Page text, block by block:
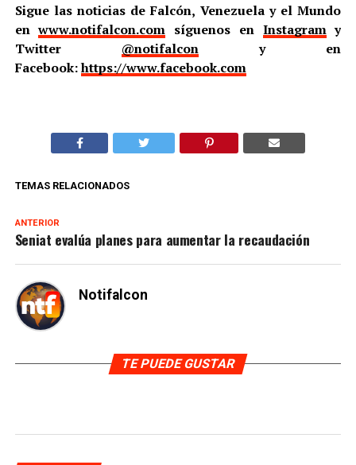
Sigue las noticias de Falcón, Venezuela y el Mundo
enwww.notifalcon.com síguenos en Instagramy
Twitter @notifalcony en
Facebook:https://www.facebook.com
TEMAS RELACIONADOS
ANTERIOR
Seniat evalúa planes para aumentar la recaudación
Notifalcon
TE PUEDE GUSTAR